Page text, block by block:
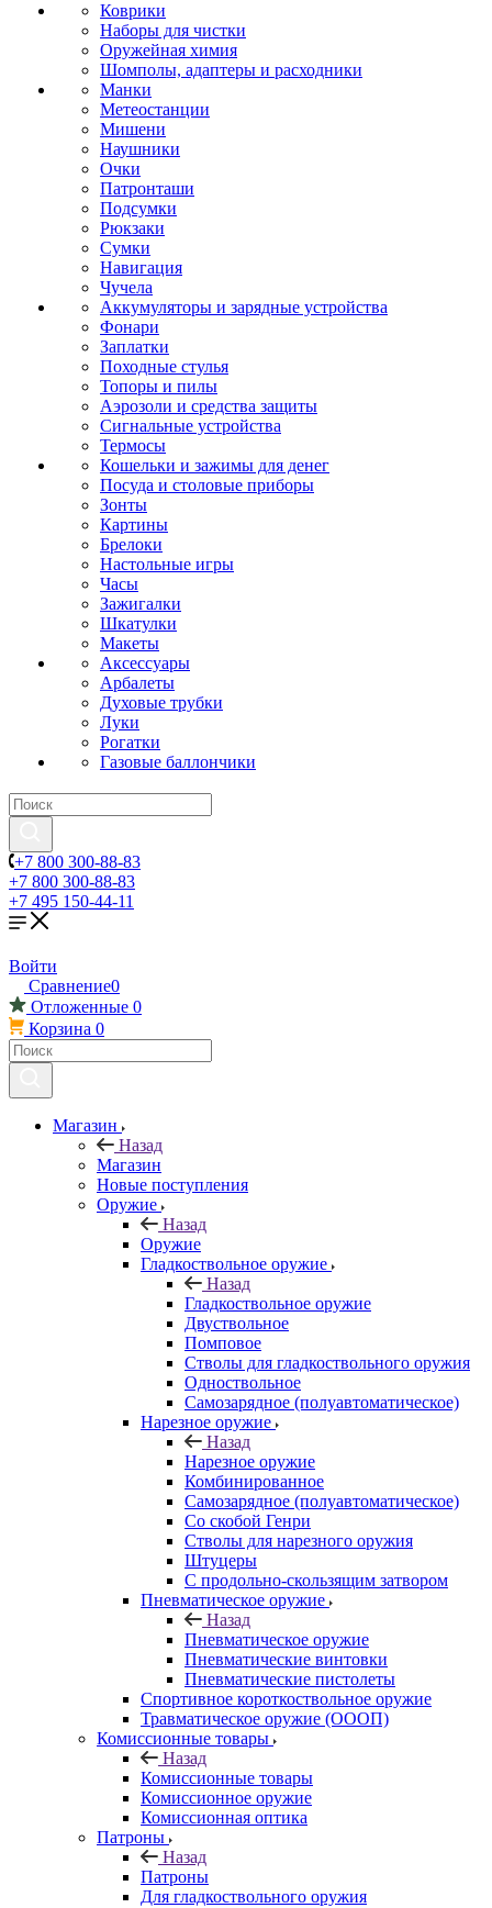
Коврики
Наборы для чистки
Оружейная химия
Шомполы, адаптеры и расходники
Манки
Метеостанции
Мишени
Наушники
Очки
Патронташи
Подсумки
Рюкзаки
Сумки
Навигация
Чучела
Аккумуляторы и зарядные устройства
Фонари
Заплатки
Походные стулья
Топоры и пилы
Аэрозоли и средства защиты
Сигнальные устройства
Термосы
Кошельки и зажимы для денег
Посуда и столовые приборы
Зонты
Картины
Брелоки
Настольные игры
Часы
Зажигалки
Шкатулки
Макеты
Аксессуары
Арбалеты
Духовые трубки
Луки
Рогатки
Газовые баллончики
+7 800 300-88-83
+7 800 300-88-83
+7 495 150-44-11
Войти
Сравнение0
Отложенные 0
Корзина 0
Магазин
Назад
Магазин
Новые поступления
Оружие
Назад
Оружие
Гладкоствольное оружие
Назад
Гладкоствольное оружие
Двуствольное
Помповое
Стволы для гладкоствольного оружия
Одноствольное
Самозарядное (полуавтоматическое)
Нарезное оружие
Назад
Нарезное оружие
Комбинированное
Самозарядное (полуавтоматическое)
Со скобой Генри
Стволы для нарезного оружия
Штуцеры
С продольно-скользящим затвором
Пневматическое оружие
Назад
Пневматическое оружие
Пневматические винтовки
Пневматические пистолеты
Спортивное короткоствольное оружие
Травматическое оружие (ОООП)
Комиссионные товары
Назад
Комиссионные товары
Комиссионное оружие
Комиссионная оптика
Патроны
Назад
Патроны
Для гладкоствольного оружия